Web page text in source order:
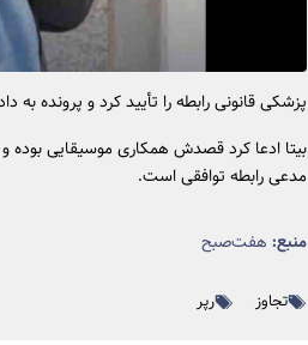
پزشکی قانونی رابطه را تأیید کرد و پرونده به
بیتا ادعا کرد قصدش همکاری موسیقایی بوده
مدعی رابطه توافقی است.
منبع: هفت‌صبح
تجاوز رپر